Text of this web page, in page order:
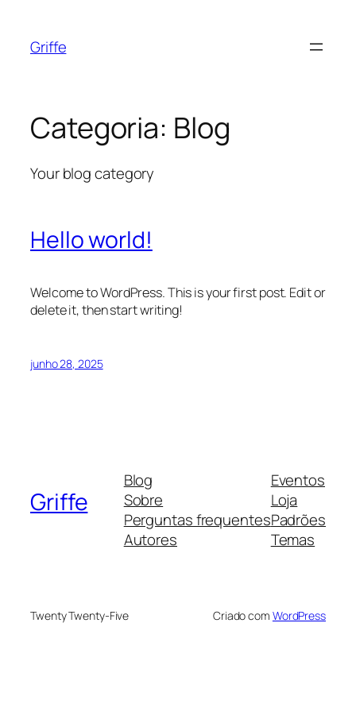
Griffe
Categoria: Blog
Your blog category
Hello world!
Welcome to WordPress. This is your first post. Edit or
delete it, then start writing!
junho 28, 2025
Griffe
Blog
Sobre
Perguntas frequentes
Autores
Eventos
Loja
Padrões
Temas
Twenty Twenty-Five Criado com WordPress